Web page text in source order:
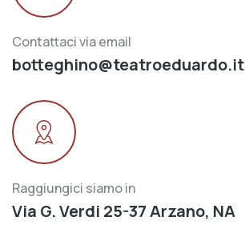
Contattaci via email
botteghino@teatroeduardo.it
Raggiungici siamo in
Via G. Verdi 25-37 Arzano, NA